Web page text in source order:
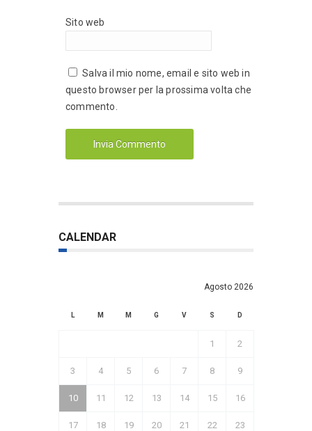
Sito web
Salva il mio nome, email e sito web in
questo browser per la prossima volta che
commento.
CALENDAR
Agosto 2026
L M M G V S D
1 2
3 4 5 6 7 8 9
10 11 12 13 14 15 16
17 18 19 20 21 22 23